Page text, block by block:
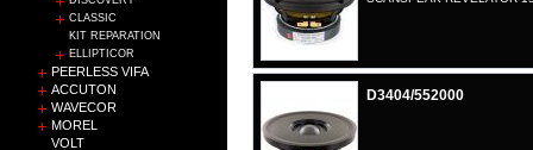
CLASSIC
KIT REPARATION
ELLIPTICOR
PEERLESS VIFA
ACCUTON
WAVECOR
MOREL
VOLT
D3404/552000